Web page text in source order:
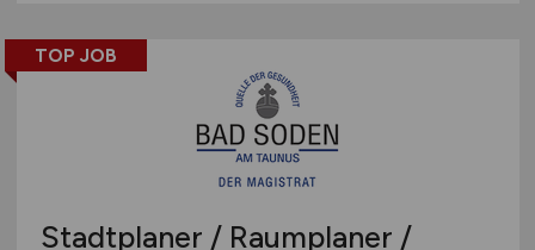
TOP JOB
Stadtplaner / Raumplaner /